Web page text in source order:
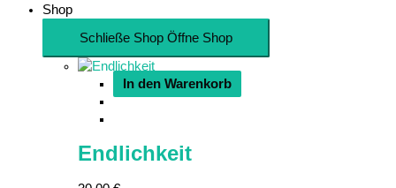
Shop
Schließe Shop Öffne Shop
In den Warenkorb
Endlichkeit